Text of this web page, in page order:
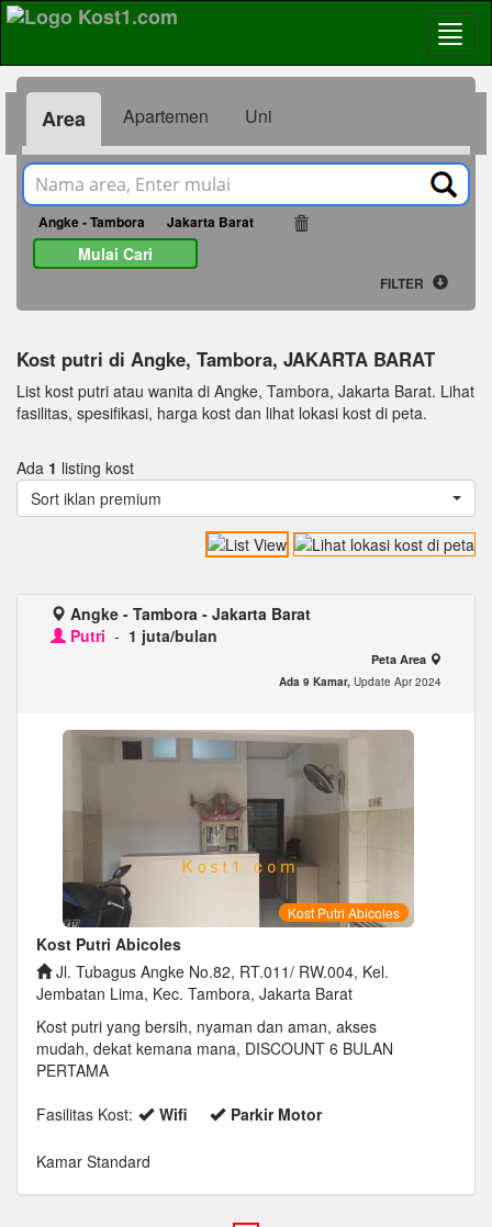
Area Apartemen Uni
Angke - Tambora Jakarta Barat
Mulai Cari
FILTER
Kost putri di Angke, Tambora, JAKARTA BARAT
List kost putri atau wanita di Angke, Tambora, Jakarta Barat. Lihat
fasilitas, spesifikasi, harga kost dan lihat lokasi kost di peta.
Ada 1 listing kost
Sort iklan premium
Angke - Tambora - Jakarta Barat
Putri - 1 juta/bulan
Peta Area
Ada 9 Kamar, Update Apr 2024
Kost Putri Abicoles
Kost Putri Abicoles
Jl. Tubagus Angke No.82, RT.011/ RW.004, Kel.
Jembatan Lima, Kec. Tambora, Jakarta Barat
Kost putri yang bersih, nyaman dan aman, akses
mudah, dekat kemana mana, DISCOUNT 6 BULAN
PERTAMA
Fasilitas Kost:
Wifi Parkir Motor
Kamar Standard